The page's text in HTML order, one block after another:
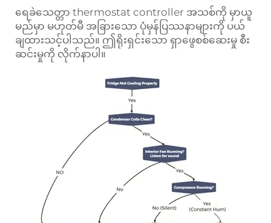
ရေခဲသေတ္တာ thermostat controller အသစ်ကို မှာယူ
မည်မှာ မဟုတ်မီ အခြားသော ပုံမှန်ပြဿနာများကို ပယ်
ချထားသင့်ပါသည်။ ဤရိုးရှင်းသော ရှာဖွေစစ်ဆေးမှု စီး
ဆင်းမှုကို လိုက်နာပါ။